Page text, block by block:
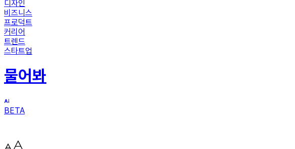
디자인
비즈니스
프로덕트
커리어
트렌드
스타트업
물어봐
BETA